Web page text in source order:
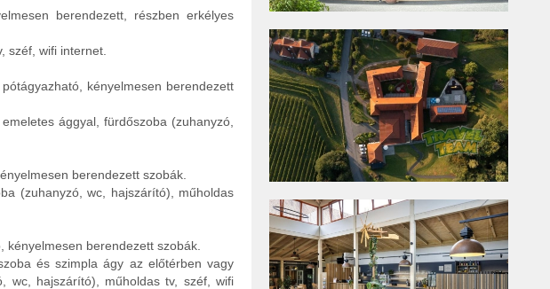
berendezett, részben erkélyes
széf, wifi internet.
kényelmesen berendezett
ággyal, fürdőszoba (zuhanyzó,
berendezett szobák.
(zuhanyzó, wc, hajszárító), műholdas
berendezett szobák.
és szimpla ágy az előtérben vagy
wc, hajszárító), műholdas tv, széf, wifi